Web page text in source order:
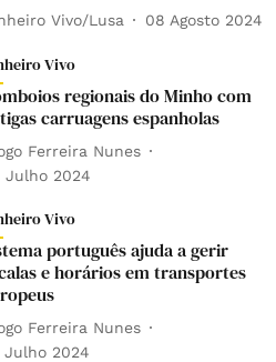
Vivo/Lusa 08 Agosto 2024
Vivo
regionais do Minho com
carruagens espanholas
Ferreira Nunes
Julho 2024
Vivo
português ajuda a gerir
e horários em transportes
Ferreira Nunes
Julho 2024